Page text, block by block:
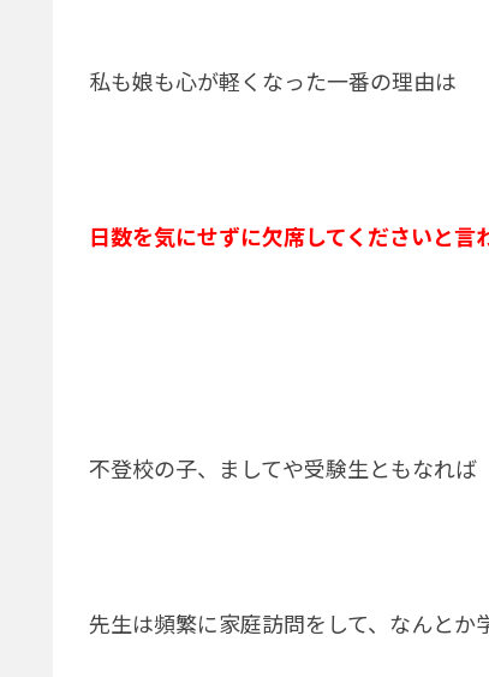
私も娘も心が軽くなった一番の理由は
日数を気にせずに欠席してくださいと言
不登校の子、ましてや受験生ともなれば
先生は頻繁に家庭訪問をして、なんと